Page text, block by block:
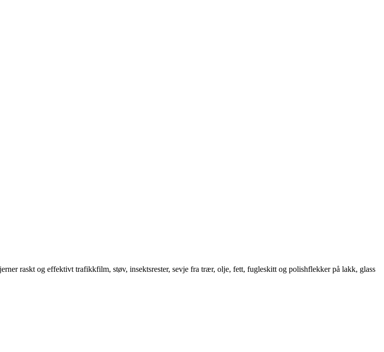
raskt og effektivt trafikkfilm, støv, insektsrester, sevje fra trær, olje, fett, fugleskitt og polishflekker på lakk, glass